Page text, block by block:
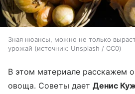
Зная нюансы, можно не только
урожай
источник: Unsplash / CC0
В этом материале расскажем
овоща. Советы дает Денис